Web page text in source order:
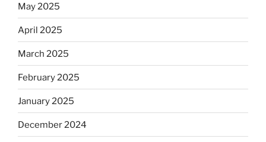
May 2025
April 2025
March 2025
February 2025
January 2025
December 2024